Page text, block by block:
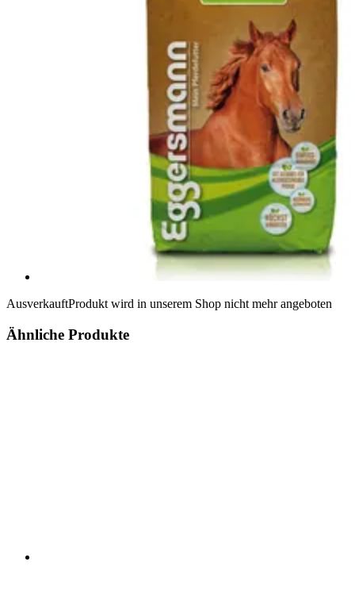
AusverkauftProdukt wird in unserem Shop nicht mehr angeboten
Ähnliche Produkte